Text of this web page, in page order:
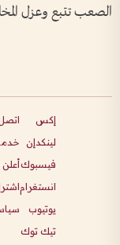
الصعب تتبع وعزل
إكس
لينكدإن
فيسبوك
انستغرام
يوتيوب
تيك توك